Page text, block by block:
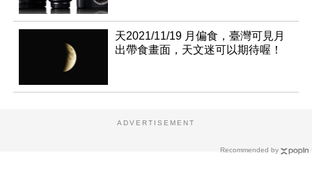
天2021/11/19 月偏食，臺灣可見月
出帶食畫面，天文迷可以期待喔！
Recommended by
ADVERTISEMENT